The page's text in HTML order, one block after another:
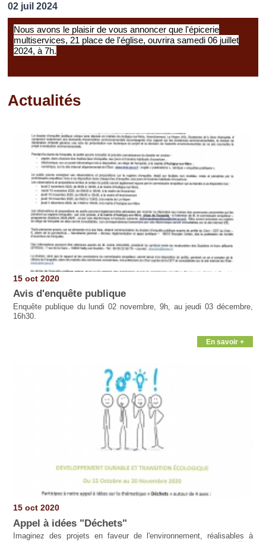
Loisirs
02 juil 2024
Nous avons le plaisir de vous annoncer que l'épicerie
multiservices, 21 place de l'église, ouvrira samedi 06 juillet
2024, à 7h.
Actualités
15 oct 2020
Avis d'enquête publique
Enquête publique du lundi 02 novembre, 9h, au jeudi 03 décembre,
16h30.
En savoir +
15 oct 2020
Appel à idées "Déchets"
Imaginez des projets en faveur de l'environnement, réalisables à
Pages